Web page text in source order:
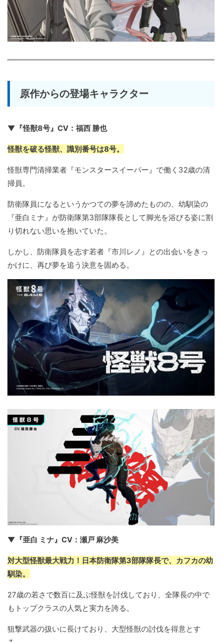
原作からの登場キャラクター
▼『怪獣8号』CV：福西 勝也
怪獣を破る怪獣、識別番号は8号。
怪獣専門清掃業者『モンスタースイーパー』で働く32歳の清
掃員。
防衛隊員になるというかつての夢を諦めたものの、幼馴染の
『亜白ミナ』が防衛隊第3部隊隊長として脚光を浴びる姿に割
り切れない思いを抱いていた。
しかし、防衛隊員を志す若者『市川レノ』との出会いをきっ
かけに、再び夢を追う決意を固める。
▼『亜白 ミナ』CV：瀬戸 麻沙美
対大型怪獣最大戦力！日本防衛隊第3部隊隊長で、カフカの幼
馴染。
27歳の若さで数百に及ぶ怪獣を討伐しており、全隊長の中で
もトップクラスの人気と実力を誇る。
狙撃武器の扱いに長けており、大型怪獣の討伐を得意とす